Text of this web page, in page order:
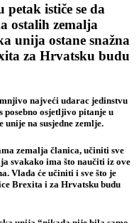
ističe se da
ostalih zemalja
unija ostane snažna
za Hrvatsku budu
najveći udarac jedinstvu
posebno osjetljivo pitanje u
na susjedne zemlje.
zemalja članica, učiniti sve
svakako ima što naučiti iz ove
Vlada će učiniti i sve što je
Brexita i za Hrvatsku budu